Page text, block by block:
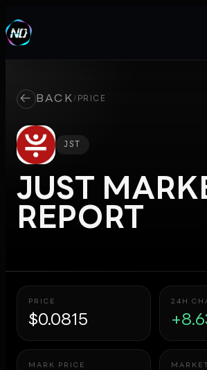
← BACK / PRICE
JST
JUST
REPORT
PRICE
$0.0815
24H
MARK PRICE